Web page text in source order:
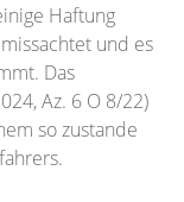
Haftung
und es
Das
Az. 6 O 8/22)
so zustande